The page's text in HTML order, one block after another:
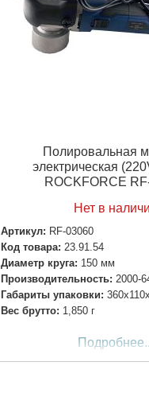
Полировальная
электрическая
ROCKFORCE
Нет в
Артикул: RF-03060
Код товара: 23.91.54
Диаметр круга: 150 мм
Производительность: 2000-
Габариты упаковки:
Вес брутто: 1,850 г